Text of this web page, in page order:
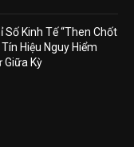
Số Kinh Tế “Then Chốt
Hiệu Nguy Hiểm
Giữa Kỳ